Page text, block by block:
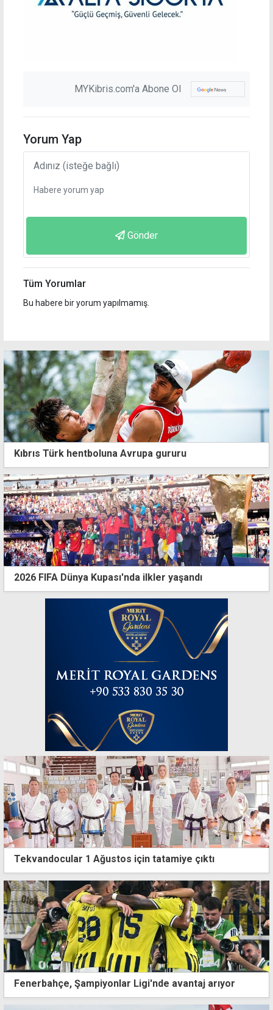
MYKibris.com'a Abone Ol
Yorum Yap
Gönder
Tüm Yorumlar
Bu habere bir yorum yapılmamış.
Kıbrıs Türk hentboluna Avrupa gururu
2026 FIFA Dünya Kupası'nda ilkler yaşandı
Tekvandocular 1 Ağustos için tatamiye çıktı
Fenerbahçe, Şampiyonlar Ligi'nde avantaj arıyor